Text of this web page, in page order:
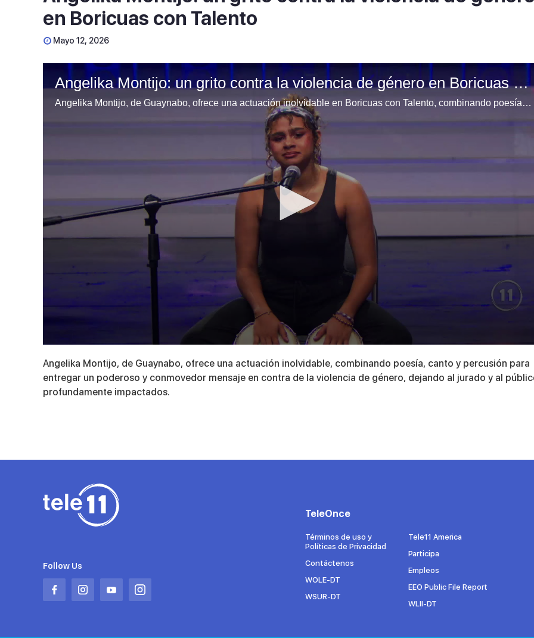
en Boricuas con Talento
Mayo 12, 2026
Angelika Montijo: un grito contra la violencia de género en Boricuas con Talento
Angelika Montijo, de Guaynabo, ofrece una actuación inolvidable en Boricuas con Talento, combinando poesía, canto y percusión para entregar un poderoso y conmovedor mensaje en contra de la violencia de género, dejando al jurado y al público profundamente impactados.
seconds
of
5
minutes,
2
Angelika Montijo, de Guaynabo, ofrece una actuación inolvidable, combinando poesía, canto y percusión para
entregar un poderoso y conmovedor mensaje en contra de la violencia de género, dejando al jurado y al
profundamente impactados.
Follow Us
Abrir
nueva
Abrir
nueva
Abrir
nueva
Abrir
nueva
TeleOnce
Términos de uso y
Políticas de Privacidad
Contáctenos
WOLE-DT
WSUR-DT
Tele11 America
Participa
Empleos
EEO Public File Report
WLII-DT